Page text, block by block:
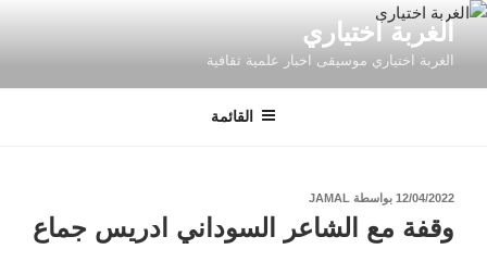
التجاوز
المحتوى
الغربة اختياري
الغربة اختياري موسيقى اخبار علمية ثقافية
القائمة
نُشر
في
12/04/2022 بواسطة JAMAL
وقفة مع الشاعر السوداني ادريس جماع